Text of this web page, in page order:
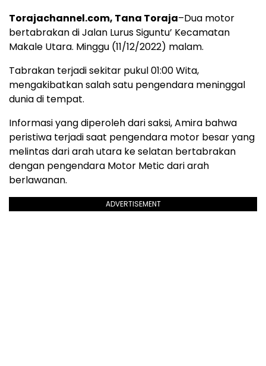
Torajachannel.com, Tana Toraja–Dua motor
bertabrakan di Jalan Lurus Siguntu’ Kecamatan
Makale Utara. Minggu (11/12/2022) malam.
Tabrakan terjadi sekitar pukul 01:00 Wita,
mengakibatkan salah satu pengendara meninggal
dunia di tempat.
Informasi yang diperoleh dari saksi, Amira bahwa
peristiwa terjadi saat pengendara motor besar yang
melintas dari arah utara ke selatan bertabrakan
dengan pengendara Motor Metic dari arah
berlawanan.
ADVERTISEMENT